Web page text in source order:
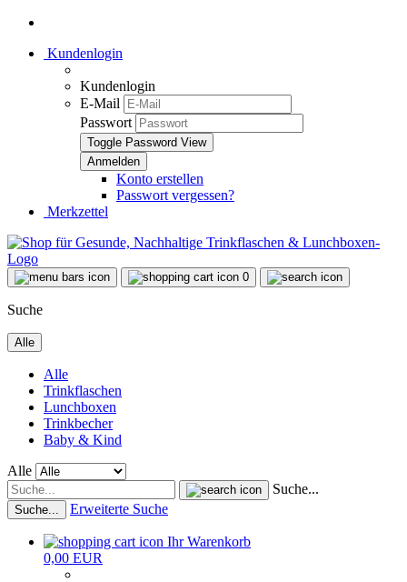
Kundenlogin
Kundenlogin
E-Mail
Passwort
Toggle Password View
Konto erstellen
Passwort vergessen?
Merkzettel
0
Suche
Alle
Alle
Trinkflaschen
Lunchboxen
Trinkbecher
Baby & Kind
Alle
Suche...
Suche... Erweiterte Suche
Ihr Warenkorb
0,00 EUR